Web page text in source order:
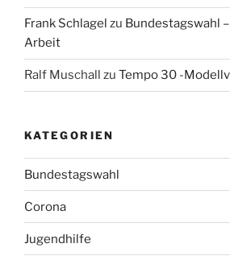
Frank Schlagel zu Bundestagswahl
Arbeit
Ralf Muschall zu Tempo 30 -
KATEGORIEN
Bundestagswahl
Corona
Jugendhilfe